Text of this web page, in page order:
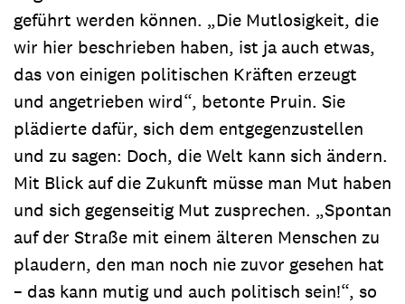
geführt werden können. „Die Mutlosigkeit, die
wir hier beschrieben haben, ist ja auch etwas,
das von einigen politischen Kräften erzeugt
und angetrieben wird“, betonte Pruin. Sie
plädierte dafür, sich dem entgegenzustellen
und zu sagen: Doch, die Welt kann sich ändern.
Mit Blick auf die Zukunft müsse man Mut haben
und sich gegenseitig Mut zusprechen. „Spontan
auf der Straße mit einem älteren Menschen zu
plaudern, den man noch nie zuvor gesehen hat
– das kann mutig und auch politisch sein!“, so